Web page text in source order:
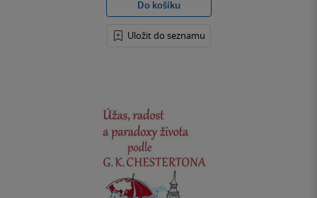
Do košíku
Uložit do seznamu